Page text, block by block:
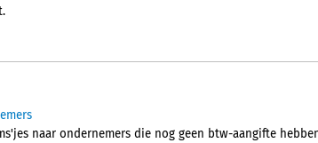
naar ondernemers die nog geen btw-aangifte